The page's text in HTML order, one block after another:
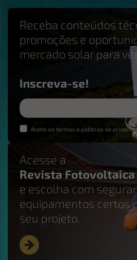
Receba conteúdos
promoções e
mercado solar para
Inscreva-se!
Aceito os termos e políticas de
Acesse a
Revista Fotovoltaica
e escolha com
equipamentos certos
seu projeto.